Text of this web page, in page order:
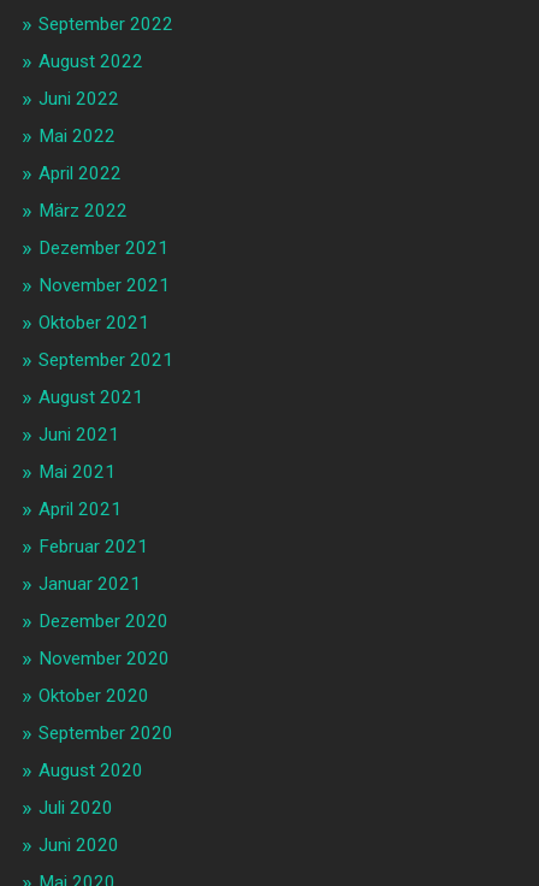
September 2022
August 2022
Juni 2022
Mai 2022
April 2022
März 2022
Dezember 2021
November 2021
Oktober 2021
September 2021
August 2021
Juni 2021
Mai 2021
April 2021
Februar 2021
Januar 2021
Dezember 2020
November 2020
Oktober 2020
September 2020
August 2020
Juli 2020
Juni 2020